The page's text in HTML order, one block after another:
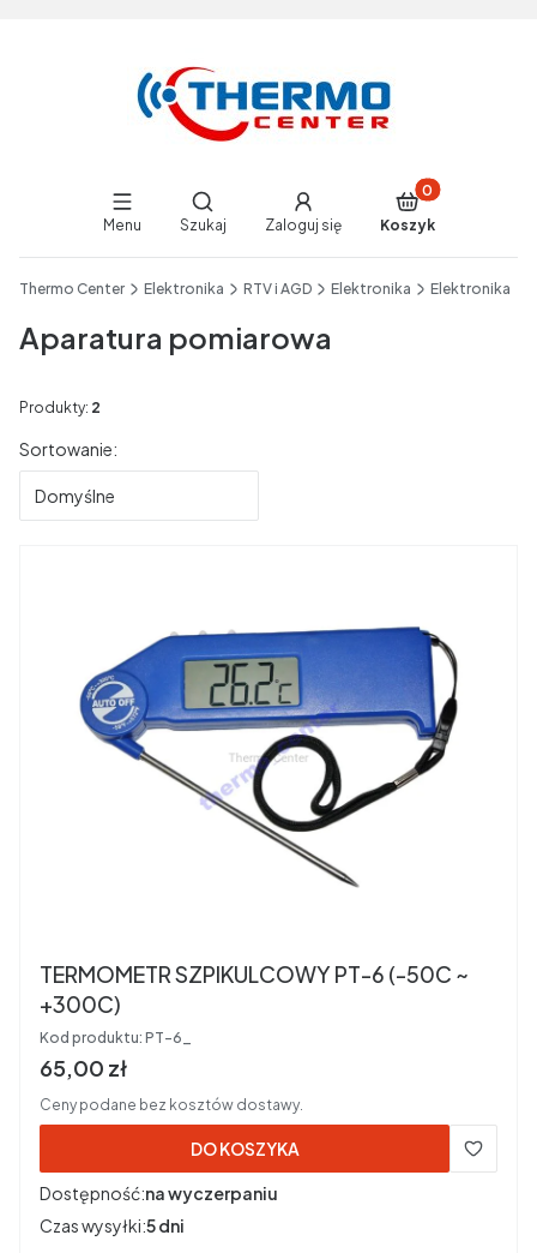
Menu
Otwórz wyszukiwarkę
Szukaj Zaloguj się
Produkty w
Koszyk
Thermo Center Elektronika RTV i AGD Elektronika Elektronika
Aparatura pomiarowa
Produkty: 2
Lista produktów
Sortowanie:
Domyślne
TERMOMETR SZPIKULCOWY PT-6 (-50C ~
+300C)
Kod produktu: PT-6_
Cena brutto
65,00 zł
Ceny podane bez kosztów dostawy.
DO KOSZYKA
Dostępność:na wyczerpaniu
Czas wysyłki:5 dni